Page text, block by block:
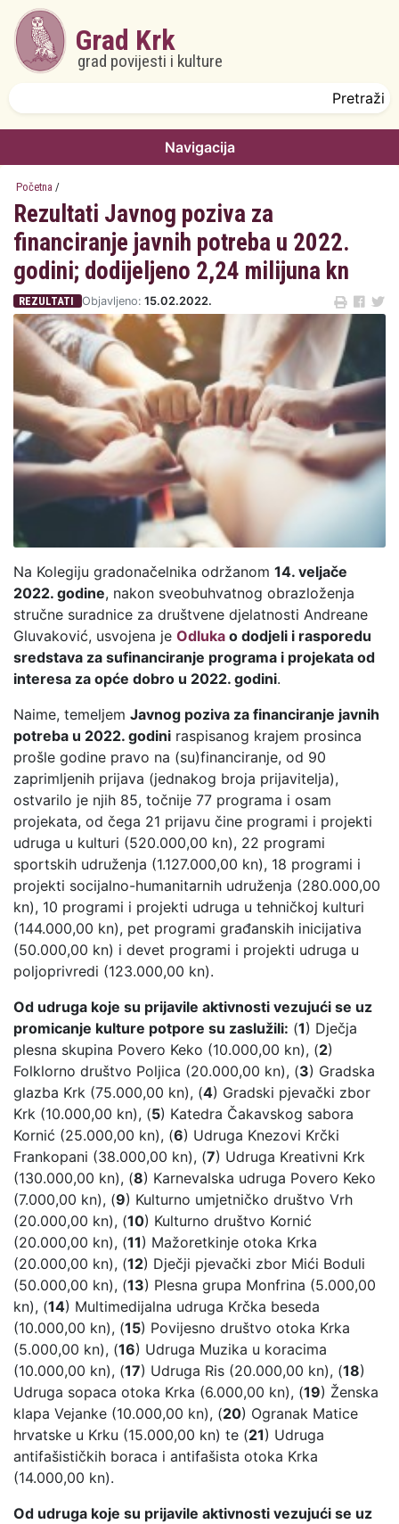
Skoči na glavni sadržaj
Grad Krk
grad povijesti i kulture
Navigacija
Početna /
Rezultati Javnog poziva za
financiranje javnih potreba u 2022.
godini; dodijeljeno 2,24 milijuna kn
REZULTATI Objavljeno: 15.02.2022.
Na Kolegiju gradonačelnika održanom 14. veljače
2022. godine, nakon sveobuhvatnog obrazloženja
stručne suradnice za društvene djelatnosti Andreane
Gluvaković, usvojena je Odluka o dodjeli i rasporedu
sredstava za sufinanciranje programa i projekata od
interesa za opće dobro u 2022. godini.
Naime, temeljem Javnog poziva za financiranje javnih
potreba u 2022. godini raspisanog krajem prosinca
prošle godine pravo na (su)financiranje, od 90
zaprimljenih prijava (jednakog broja prijavitelja),
ostvarilo je njih 85, točnije 77 programa i osam
projekata, od čega 21 prijavu čine programi i projekti
udruga u kulturi (520.000,00 kn), 22 programi
sportskih udruženja (1.127.000,00 kn), 18 programi i
projekti socijalno-humanitarnih udruženja (280.000,00
kn), 10 programi i projekti udruga u tehničkoj kulturi
(144.000,00 kn), pet programi građanskih inicijativa
(50.000,00 kn) i devet programi i projekti udruga u
poljoprivredi (123.000,00 kn).
Od udruga koje su prijavile aktivnosti vezujući se uz
promicanje kulture potpore su zaslužili: (1) Dječja
plesna skupina Povero Keko (10.000,00 kn), (2)
Folklorno društvo Poljica (20.000,00 kn), (3) Gradska
glazba Krk (75.000,00 kn), (4) Gradski pjevački zbor
Krk (10.000,00 kn), (5) Katedra Čakavskog sabora
Kornić (25.000,00 kn), (6) Udruga Knezovi Krčki
Frankopani (38.000,00 kn), (7) Udruga Kreativni Krk
(130.000,00 kn), (8) Karnevalska udruga Povero Keko
(7.000,00 kn), (9) Kulturno umjetničko društvo Vrh
(20.000,00 kn), (10) Kulturno društvo Kornić
(20.000,00 kn), (11) Mažoretkinje otoka Krka
(20.000,00 kn), (12) Dječji pjevački zbor Mići Boduli
(50.000,00 kn), (13) Plesna grupa Monfrina (5.000,00
kn), (14) Multimedijalna udruga Krčka beseda
(10.000,00 kn), (15) Povijesno društvo otoka Krka
(5.000,00 kn), (16) Udruga Muzika u koracima
(10.000,00 kn), (17) Udruga Ris (20.000,00 kn), (18)
Udruga sopaca otoka Krka (6.000,00 kn), (19) Ženska
klapa Vejanke (10.000,00 kn), (20) Ogranak Matice
hrvatske u Krku (15.000,00 kn) te (21) Udruga
antifašističkih boraca i antifašista otoka Krka
(14.000,00 kn).
Od udruga koje su prijavile aktivnosti vezujući se uz